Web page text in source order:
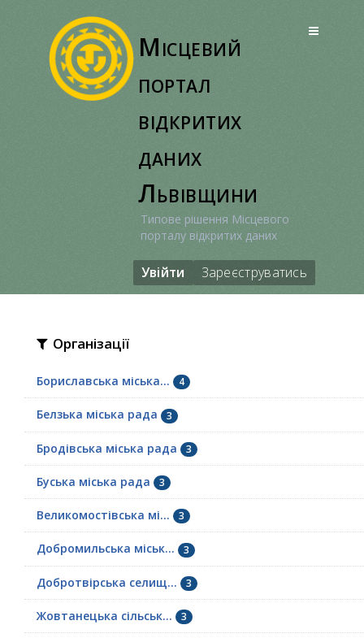
Місцевий
портал
відкритих
даних
Львівщини
Типове рішення Місцевого
порталу відкритих даних
Увійти Зареєструватись
Організації
Бориславська міська... 4
Белзька міська рада 3
Бродівська міська рада 3
Буська міська рада 3
Великомостівська мі... 3
Добромильська міськ... 3
Добротвірська селищ... 3
Жовтанецька сільськ... 3